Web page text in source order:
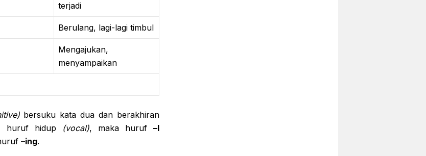
terjadi
Berulang, lagi-lagi timbul
Mengajukan,
menyampaikan
bersuku kata dua dan berakhiran
huruf hidup (vocal), maka huruf–l
–ing.